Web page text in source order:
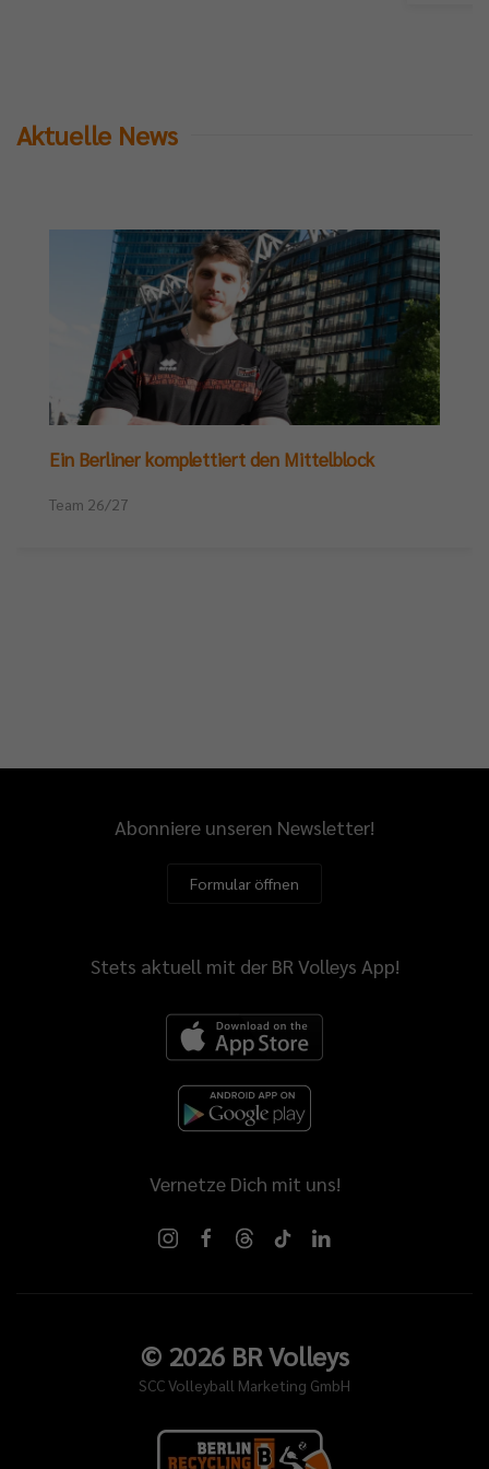
Aktuelle News
Ein Berliner komplettiert den Mittelblock
Team 26/27
Abonniere unseren Newsletter!
Formular öffnen
Stets aktuell mit der BR Volleys App!
Vernetze Dich mit uns!
© 2026BR Volleys
SCC Volleyball Marketing GmbH